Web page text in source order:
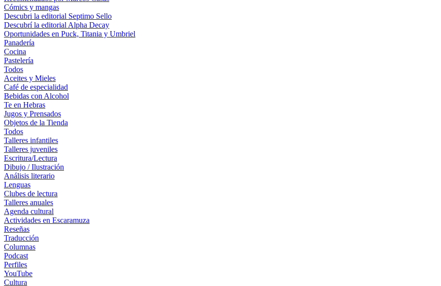
Cómics y mangas
Descubri la editorial Septimo Sello
Descubrí la editorial Alpha Decay
Oportunidades en Puck, Titania y Umbriel
Panadería
Cocina
Pastelería
Todos
Aceites y Mieles
Café de especialidad
Bebidas con Alcohol
Te en Hebras
Jugos y Prensados
Objetos de la Tienda
Todos
Talleres infantiles
Talleres juveniles
Escritura/Lectura
Dibujo / Ilustración
Análisis literario
Lenguas
Clubes de lectura
Talleres anuales
Agenda cultural
Actividades en Escaramuza
Reseñas
Traducción
Columnas
Podcast
Perfiles
YouTube
Cultura